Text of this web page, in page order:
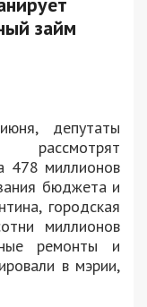
займ
депутаты
рассмотрят
478 миллионов
бюджета и
городская
миллионов
ремонты и
в мэрии,